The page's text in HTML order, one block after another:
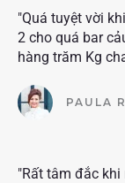
"Quá tuyệt vời
2 cho quá bar
hàng trăm Kg
PAULA
"Rất tâm đắc